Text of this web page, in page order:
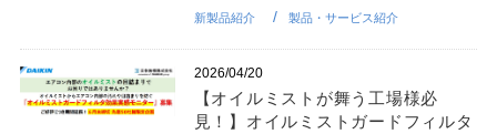
新製品紹介 製品・サービス紹介
2026/04/20
【オイルミストが舞う工場様必
見！】オイルミストガードフィルタ